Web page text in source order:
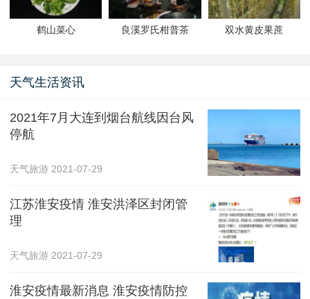
鹤山菜心 良溪罗氏柑普茶 双水黄皮果蔗
天气生活资讯
2021年7月大连到烟台航线因台风
停航
天气旅游 2021-07-29
江苏淮安疫情 淮安洪泽区封闭管
理
天气旅游 2021-07-29
淮安疫情最新消息 淮安疫情防控